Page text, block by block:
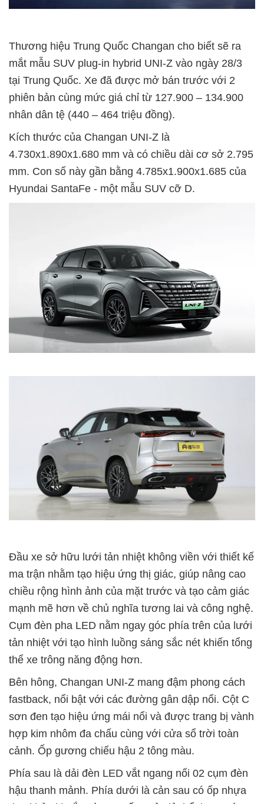
Thương hiệu Trung Quốc Changan cho biết sẽ ra
mắt mẫu SUV plug-in hybrid UNI-Z vào ngày 28/3
tại Trung Quốc. Xe đã được mở bán trước với 2
phiên bản cùng mức giá chỉ từ 127.900 – 134.900
nhân dân tệ (440 – 464 triệu đồng).
Kích thước của Changan UNI-Z là
4.730x1.890x1.680 mm và có chiều dài cơ sở 2.795
mm. Con số này gần bằng 4.785x1.900x1.685 của
Hyundai SantaFe - một mẫu SUV cỡ D.
Đầu xe sở hữu lưới tản nhiệt không viền với thiết kế
ma trận nhằm tạo hiệu ứng thị giác, giúp nâng cao
chiều rộng hình ảnh của mặt trước và tạo cảm giác
mạnh mẽ hơn về chủ nghĩa tương lai và công nghệ.
Cụm đèn pha LED nằm ngay góc phía trên của lưới
tản nhiệt với tạo hình luồng sáng sắc nét khiến tổng
thể xe trông năng động hơn.
Bên hông, Changan UNI-Z mang đậm phong cách
fastback, nổi bật với các đường gân dập nổi. Cột C
sơn đen tạo hiệu ứng mái nổi và được trang bị vành
hợp kim nhôm đa chấu cùng với cửa sổ trời toàn
cảnh. Ốp gương chiếu hậu 2 tông màu.
Phía sau là dải đèn LED vắt ngang nối 02 cụm đèn
hậu thanh mảnh. Phía dưới là cản sau có ốp nhựa